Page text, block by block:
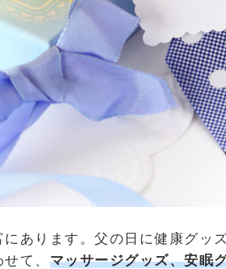
あります。父の日に健康グッ
て、 マッサージグッズ、安眠